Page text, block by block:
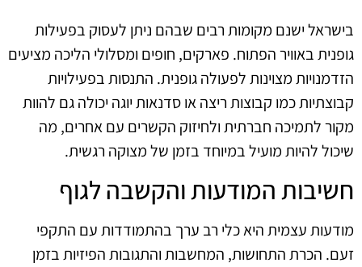
בישראל ישנם מקומות רבים שבהם ניתן לעסוק בפעילות
גופנית באוויר הפתוח. פארקים, חופים ומסלולי הליכה מציעים
הזדמנויות מצוינות לפעולה גופנית. התנסות בפעילויות
קבוצתיות כמו קבוצות ריצה או סדנאות יוגה יכולה גם להוות
מקור לתמיכה חברתית ולחיזוק הקשרים עם אחרים, מה
שיכול להיות מועיל במיוחד בזמן של מצוקה רגשית.
חשיבות המודעות והקשבה לגוף
מודעות עצמית היא כלי רב ערך בהתמודדות עם התקפי
זעם. הכרת התחושות, המחשבות והתגובות הפיזיות בזמן